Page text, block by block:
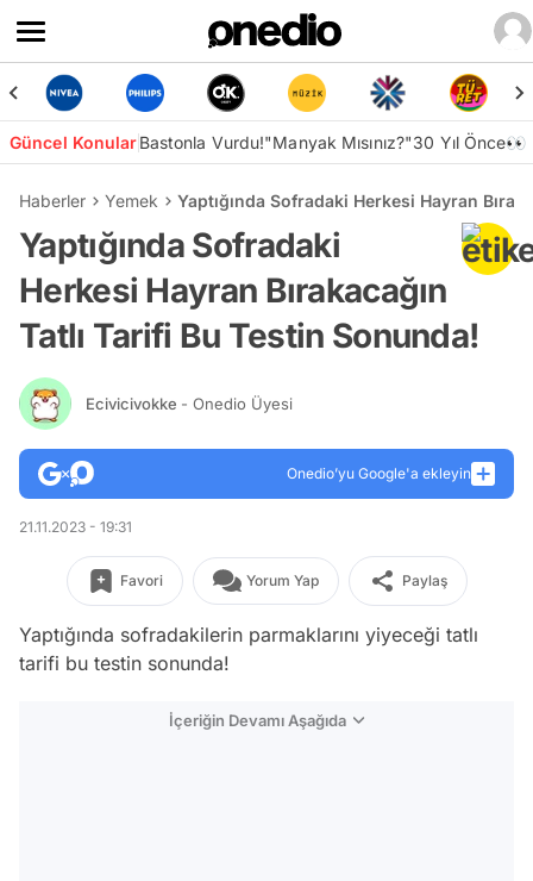
Güncel KonularBastonla Vurdu!"Manyak Mısınız?"30 Yıl Önce👀
Haberler Yemek Yaptığında Sofradaki Herkesi Hayran
Yaptığında Sofradaki
Herkesi Hayran Bırakacağın
Tatlı Tarifi Bu Testin Sonunda!
Ecivicivokke - Onedio Üyesi
Onedio’yu Google'a ekleyin
21.11.2023 - 19:31
Favori Yorum Yap Paylaş
Yaptığında sofradakilerin parmaklarını yiyeceği tatlı
tarifi bu testin sonunda!
İçeriğin Devamı Aşağıda